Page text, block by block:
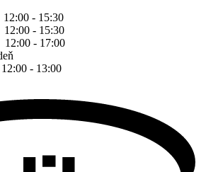
- 15:30
- 15:30
- 17:00
- 13:00